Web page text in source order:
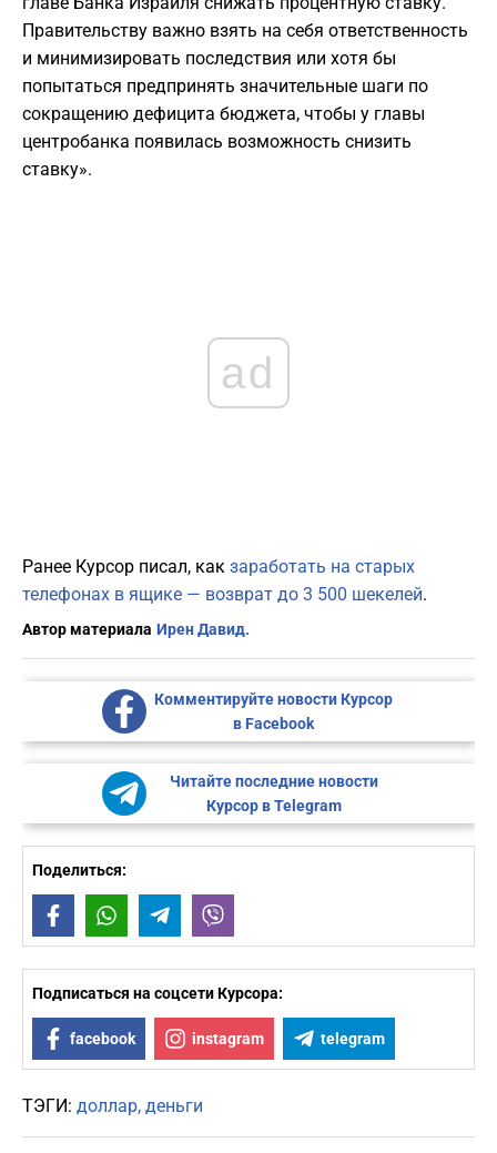
Правительству важно взять на себя ответственность
и минимизировать последствия или хотя бы
попытаться предпринять значительные шаги по
сокращению дефицита бюджета, чтобы у главы
центробанка появилась возможность снизить
ставку».
ad
Ранее Курсор писал, как заработать на старых
телефонах в ящике — возврат до 3 500 шекелей.
Автор материала Ирен Давид.
Комментируйте новости Курсор
в Facebook
Читайте последние новости
Курсор в Telegram
Поделиться:
FacebookWhatsAppTelegram
Подписаться на соцсети Курсора:
facebook instagram telegram
ТЭГИ: доллар деньги